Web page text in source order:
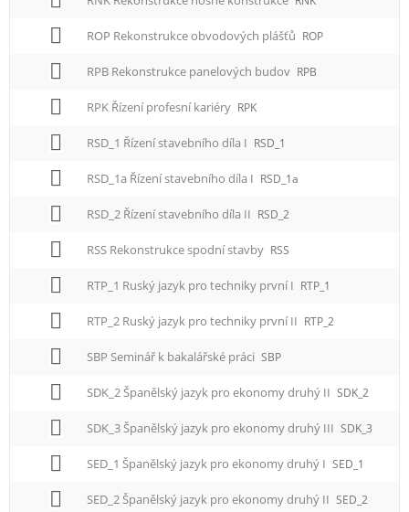
ROP Rekonstrukce obvodových plášťů ROP
RPB Rekonstrukce panelových budov RPB
RPK Řízení profesní kariéry RPK
RSD_1 Řízení stavebního díla I RSD_1
RSD_1a Řízení stavebního díla I RSD_1a
RSD_2 Řízení stavebního díla II RSD_2
RSS Rekonstrukce spodní stavby RSS
RTP_1 Ruský jazyk pro techniky první I RTP_1
RTP_2 Ruský jazyk pro techniky první II RTP_2
SBP Seminář k bakalářské práci SBP
SDK_2 Španělský jazyk pro ekonomy druhý II SDK_2
SDK_3 Španělský jazyk pro ekonomy druhý III SDK_3
SED_1 Španělský jazyk pro ekonomy druhý I SED_1
SED_2 Španělský jazyk pro ekonomy druhý II SED_2